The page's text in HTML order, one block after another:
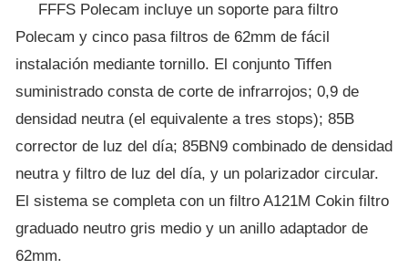
FFFS Polecam incluye un soporte para filtro
Polecam y cinco pasa filtros de 62mm de fácil
instalación mediante tornillo. El conjunto Tiffen
suministrado consta de corte de infrarrojos; 0,9 de
densidad neutra (el equivalente a tres stops); 85B
corrector de luz del día; 85BN9 combinado de densidad
neutra y filtro de luz del día, y un polarizador circular.
El sistema se completa con un filtro A121M Cokin filtro
graduado neutro gris medio y un anillo adaptador de
62mm.